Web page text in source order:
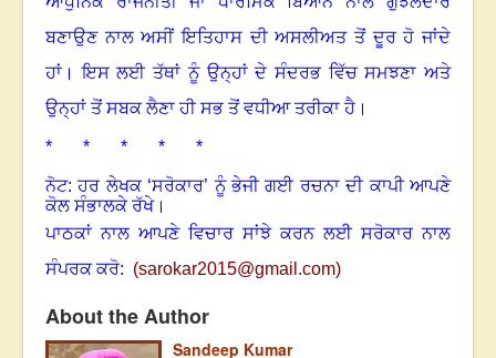
ਬਣਾਉਣ ਨਾਲ ਅਸੀਂ ਇਤਿਹਾਸ ਦੀ ਅਸਲੀਅਤ ਤੋਂ ਦੂਰ ਹੋ ਜਾਂਦੇ
ਹਾਂ। ਇਸ ਲਈ ਤੱਥਾਂ ਨੂੰ ਉਨ੍ਹਾਂ ਦੇ ਸੰਦਰਭ ਵਿੱਚ ਸਮਝਣਾ ਅਤੇ
ਉਨ੍ਹਾਂ ਤੋਂ ਸਬਕ ਲੈਣਾ ਹੀ ਸਭ ਤੋਂ ਵਧੀਆ ਤਰੀਕਾ ਹੈ।
* * * * *
ਨੋਟ: ਹਰ ਲੇਖਕ ‘ਸਰੋਕਾਰ’ ਨੂੰ ਭੇਜੀ ਗਈ ਰਚਨਾ ਦੀ ਕਾਪੀ ਆਪਣੇ
ਕੋਲ ਸੰਭਾਲਕੇ ਰੱਖੇ।
ਪਾਠਕਾਂ ਨਾਲ ਆਪਣੇ ਵਿਚਾਰ ਸਾਂਝੇ ਕਰਨ ਲਈ ਸਰੋਕਾਰ ਨਾਲ
ਸੰਪਰਕ ਕਰੋ: (sarokar2015@gmail.com)
About the Author
Sandeep Kumar